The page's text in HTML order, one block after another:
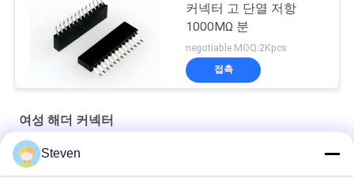
커넥터 고 단열 저항
1000MΩ 분
negotiable MOQ:2Kpcs
접촉
여성 해더 커넥터
DIP 단열 여성 헤더, 플라스틱 핀 헤더 커넥터 여성 높이 4.0mm
Steven